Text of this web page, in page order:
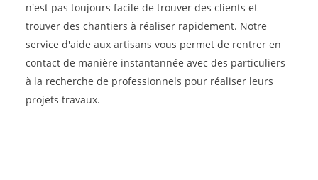
n'est pas toujours facile de trouver des clients et
trouver des chantiers à réaliser rapidement. Notre
service d'aide aux artisans vous permet de rentrer en
contact de manière instantannée avec des particuliers
à la recherche de professionnels pour réaliser leurs
projets travaux.